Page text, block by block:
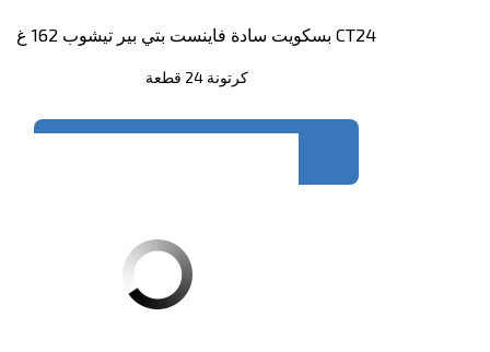
بسكويت سادة فاينست بتي بير تيشوب 162 غ CT24
كرتونة 24 قطعة